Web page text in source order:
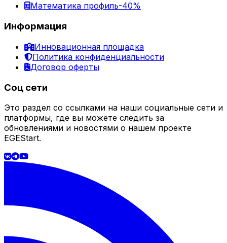
Математика профиль-40%
Информация
Инновационная площадка
Политика конфиденциальности
Договор оферты
Соц сети
Это раздел со ссылками на наши социальные сети и
платформы, где вы можете следить за
обновлениями и новостями о нашем проекте
EGEStart.